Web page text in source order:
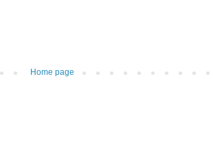
Home page